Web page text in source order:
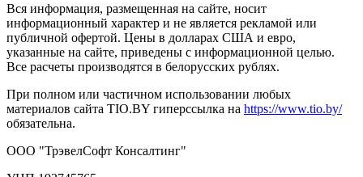
Вся информация, размещенная на сайте, носит
информационный характер и не является рекламой или
публичной офертой. Цены в долларах США и евро,
указанные на сайте, приведены с информационной целью.
Все расчеты производятся в белорусских рублях.
При полном или частичном использовании любых
материалов сайта TIO.BY гиперссылка на https://www.tio.by/
обязательна.
ООО "ТрэвелСофт Консалтинг"